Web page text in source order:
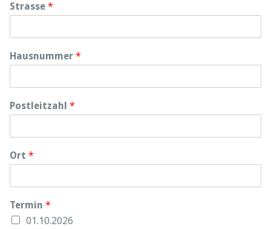
Strasse *
Hausnummer *
Postleitzahl *
Ort *
Termin *
01.10.2026